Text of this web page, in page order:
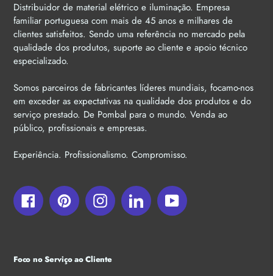
Distribuidor de material elétrico e iluminação. Empresa
familiar portuguesa com mais de 45 anos e milhares de
clientes satisfeitos. Sendo uma referência no mercado pela
qualidade dos produtos, suporte ao cliente e apoio técnico
especializado.
Somos parceiros de fabricantes líderes mundiais, focamo-nos
em exceder as expectativas na qualidade dos produtos e do
serviço prestado. De Pombal para o mundo. Venda ao
público, profissionais e empresas.
Experiência. Profissionalismo. Compromisso.
FacebookPinterestInstagramLinkedInYouTube
Foco no Serviço ao Cliente